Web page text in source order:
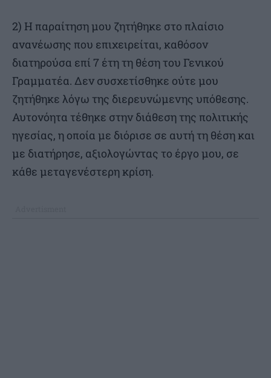
2) Η παραίτηση μου ζητήθηκε στο πλαίσιο
ανανέωσης που επιχειρείται, καθόσον
διατηρούσα επί 7 έτη τη θέση του Γενικού
Γραμματέα. Δεν συσχετίσθηκε ούτε μου
ζητήθηκε λόγω της διερευνώμενης υπόθεσης.
Αυτονόητα τέθηκε στην διάθεση της πολιτικής
ηγεσίας, η οποία με διόρισε σε αυτή τη θέση και
με διατήρησε, αξιολογώντας το έργο μου, σε
κάθε μεταγενέστερη κρίση.